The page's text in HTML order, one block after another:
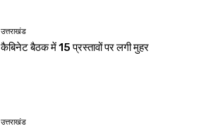
उत्तराखंड
कैबिनेट बैठक में 15 प्रस्तावों पर लगी मुहर
उत्तराखंड